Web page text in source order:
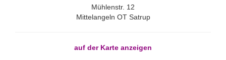
Mühlenstr. 12
Mittelangeln OT Satrup
auf der Karte anzeigen